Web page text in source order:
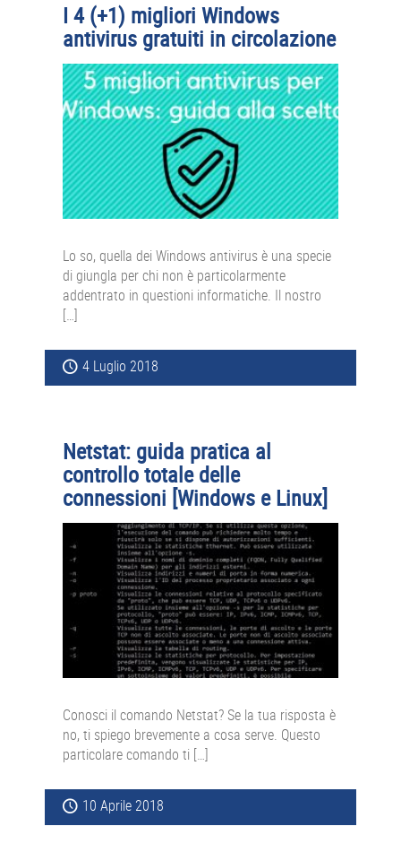
I 4 (+1) migliori Windows
antivirus gratuiti in circolazione
Lo so, quella dei Windows antivirus è una specie
di giungla per chi non è particolarmente
addentrato in questioni informatiche. Il nostro
[…]
4 Luglio 2018
Netstat: guida pratica al
controllo totale delle
connessioni [Windows e Linux]
Conosci il comando Netstat? Se la tua risposta è
no, ti spiego brevemente a cosa serve. Questo
particolare comando ti […]
10 Aprile 2018